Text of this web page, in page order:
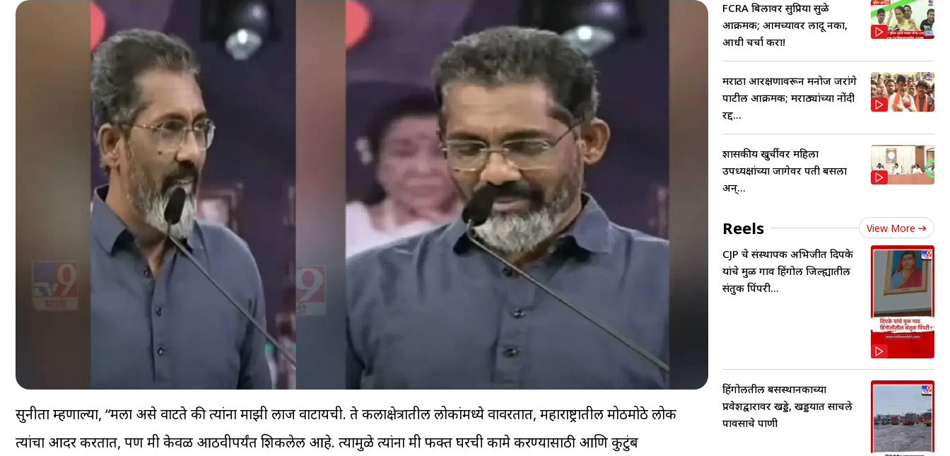
सुनीता म्हणाल्या, “मला असे वाटते की त्यांना माझी लाज वाटायची. ते कलाक्षेत्रातील लोकांमध्ये वावरतात, महाराष्ट्रातील मोठमोठे लोक
त्यांचा आदर करतात, पण मी केवळ आठवीपर्यंत शिकलेली आहे. त्यामुळे त्यांना मी फक्त घरची कामे करण्यासाठी आणि कुटुंब
FCRA बिलावर सुप्रिया सुळे
आक्रमक; आमच्यावर लादू नका,
आधी चर्चा करा!
मराठा आरक्षणावरून मनोज जरांगे
पाटील आक्रमक; मराठ्यांच्या नोंदी
रद्द...
शासकीय खुर्चीवर महिला
उपध्यक्षांच्या जागेवर पती बसला
अन्...
Reels View More
CJP चे संस्थापक अभिजीत दिपके
यांचे मुळ गाव हिंगोली जिल्ह्यातील
संतुक पिंपरी...
हिंगोलीतील बसस्थानकाच्या
प्रवेशद्वारावर खड्डे, खड्डयात साचले
पावसाचे पाणी